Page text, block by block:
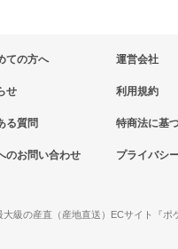
ての方へ
せ
る質問
のお問い合わせ
運営会社
利用規約
特商法に基
プライバシ
大級の産直（産地直送）ECサイト『ポ